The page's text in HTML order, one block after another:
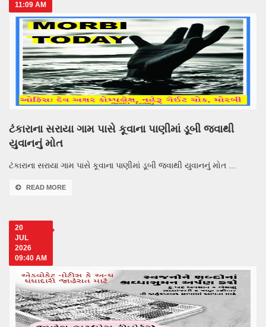
11:09 AM
ટંકારાના સરાયા ગામ પાસે કૂવાના પાણીમાં ડૂબી જવાથી
યુવાનનું મોત
ટંકારાના સરાયા ગામ પાસે કૂવાના પાણીમાં ડૂબી જવાથી યુવાનનું મોત ...
READ MORE
20
JUL
2026
09:40 AM